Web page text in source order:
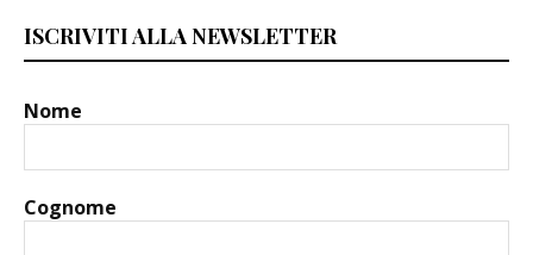
ISCRIVITI ALLA NEWSLETTER
Nome
Cognome